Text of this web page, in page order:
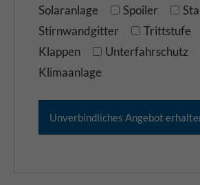
Solaranlage
Spoiler
Stirnwandgitter
Trittstufe
Klappen
Unterfahrschutz
Klimaanlage